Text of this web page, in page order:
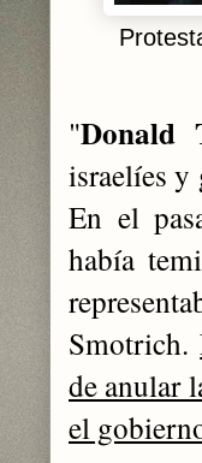
Protestas
"Donald
israelíes y
En el
había
Smotrich.
de anular
el